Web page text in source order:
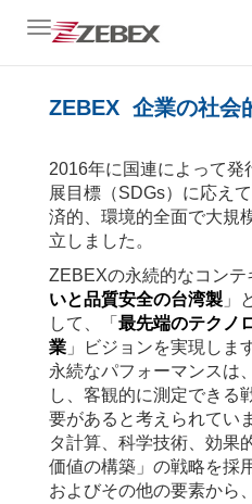
Toggle
ZEBEX 企業の社会
2016年に国連によって発
展目標（SDGs）に応えて
済的、環境的全面で大規
立しました。
ZEBEXの永続的なコンテ
いと品質安全の台湾製 」
して、「 最先端のテクノ
業 」ビジョンを実現しま
永続なパフォーマンスは
し、客観的に測定できる
要があると考えられてい
タ計算、科学技術、効果
価値の構築」の戦略を採
およびその他の要素から